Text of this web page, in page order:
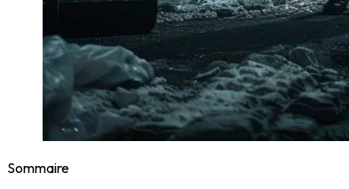
Sommaire